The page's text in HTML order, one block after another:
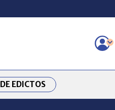
EDICTOS